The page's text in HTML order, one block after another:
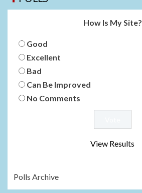
How Is My Site?
Good
Excellent
Bad
Can Be Improved
No Comments
View Results
Polls Archive